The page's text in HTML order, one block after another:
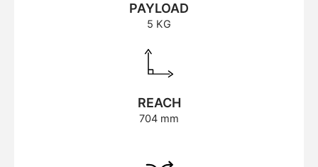
PAYLOAD
5 KG
REACH
704 mm